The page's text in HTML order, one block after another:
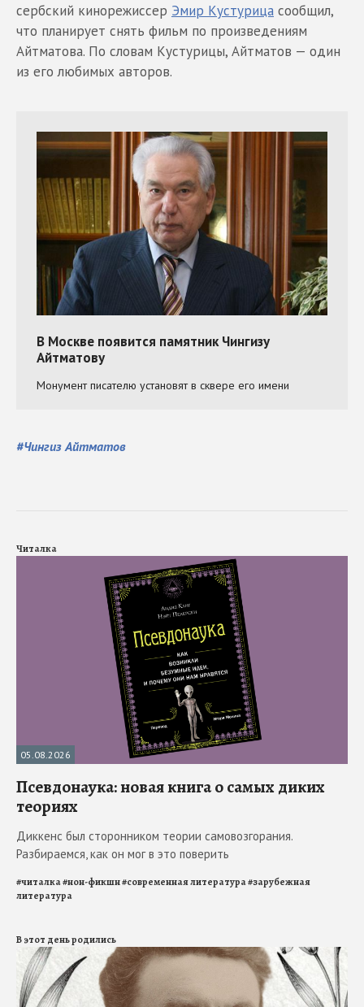
сербский кинорежиссер Эмир Кустурица сообщил,
что планирует снять фильм по произведениям
Айтматова. По словам Кустурицы, Айтматов — один
из его любимых авторов.
#Чингиз Айтматов
Читалка
05.08.2026
Псевдонаука: новая книга о самых диких
теориях
Диккенс был сторонником теории самовозгорания.
Разбираемся, как он мог в это поверить
#читалка#нон-фикшн#современная литература#зарубежная
литература
В этот день родились